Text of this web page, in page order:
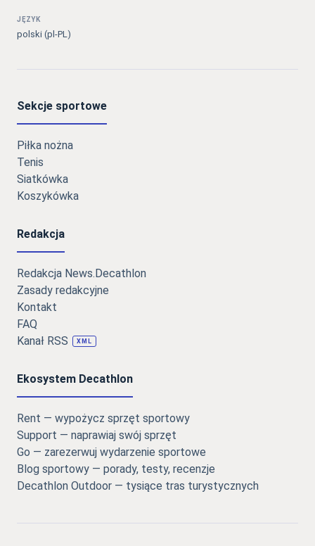
JĘZYK
polski (pl-PL)
Sekcje sportowe
Piłka nożna
Tenis
Siatkówka
Koszykówka
Redakcja
Redakcja News.Decathlon
Zasady redakcyjne
Kontakt
FAQ
Kanał RSS
XML
Ekosystem Decathlon
Rent — wypożycz sprzęt sportowy
Support — naprawiaj swój sprzęt
Go — zarezerwuj wydarzenie sportowe
Blog sportowy — porady, testy, recenzje
Decathlon Outdoor — tysiące tras turystycznych